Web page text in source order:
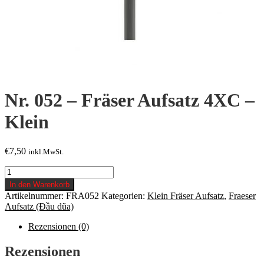
Nr. 052 – Fräser Aufsatz 4XC –
Klein
€7,50 inkl.MwSt.
Nr.
052
-
Fräser
Aufsatz
4XC
Klein
Menge
In den Warenkorb
Artikelnummer: FRA052 Kategorien: Klein Fräser Aufsatz, Fraeser
Aufsatz (Đầu dũa)
Rezensionen (0)
Rezensionen